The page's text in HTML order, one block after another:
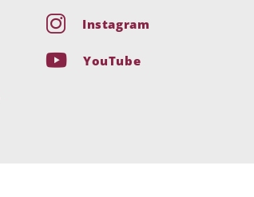
Instagram
YouTube